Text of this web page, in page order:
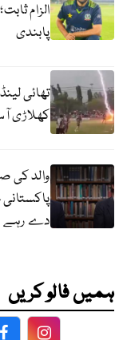
پابندی
تھائی
کھلاڑی
والد کی
دے رہے
ہمیں فالو کریں